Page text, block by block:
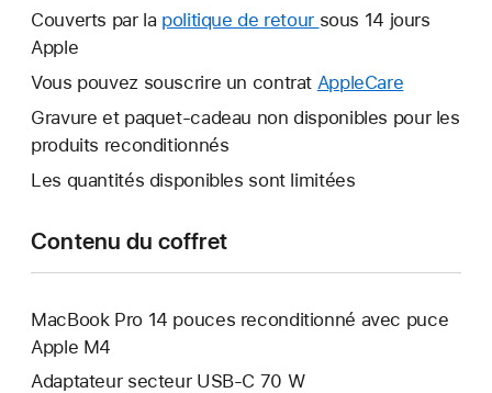
nouvelle
Couverts par la politique de retour Une
fenêtre
sous 14 jours
Apple
Vous pouvez souscrire un contrat AppleCare
nouvelle
Gravure et paquet-cadeau non disponibles pour les
produits reconditionnés
Les quantités disponibles sont limitées
Contenu du coffret
MacBook Pro 14 pouces reconditionné avec puce
Apple M4
Adaptateur secteur USB‑C 70 W